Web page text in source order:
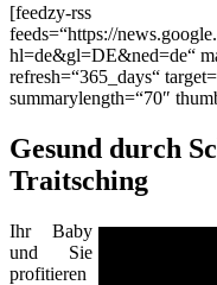
[feedzy-rss
feeds=“https://
hl=de&gl=DE&ned=de“
refresh=“365_days“
summarylength=“70″
Gesund durch
Traitsching
Ihr Baby
und Sie
profitieren